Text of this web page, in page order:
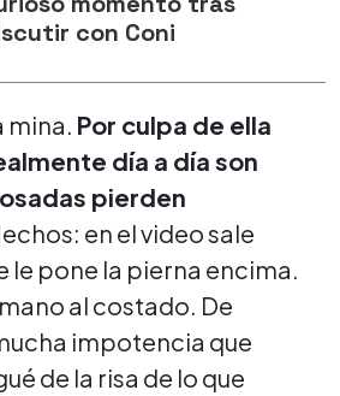
con Coni
mina. Por culpa de ella
día a día son
pierden
en el video sale
le pone la pierna encima.
al costado. De
impotencia que
de la risa de lo que